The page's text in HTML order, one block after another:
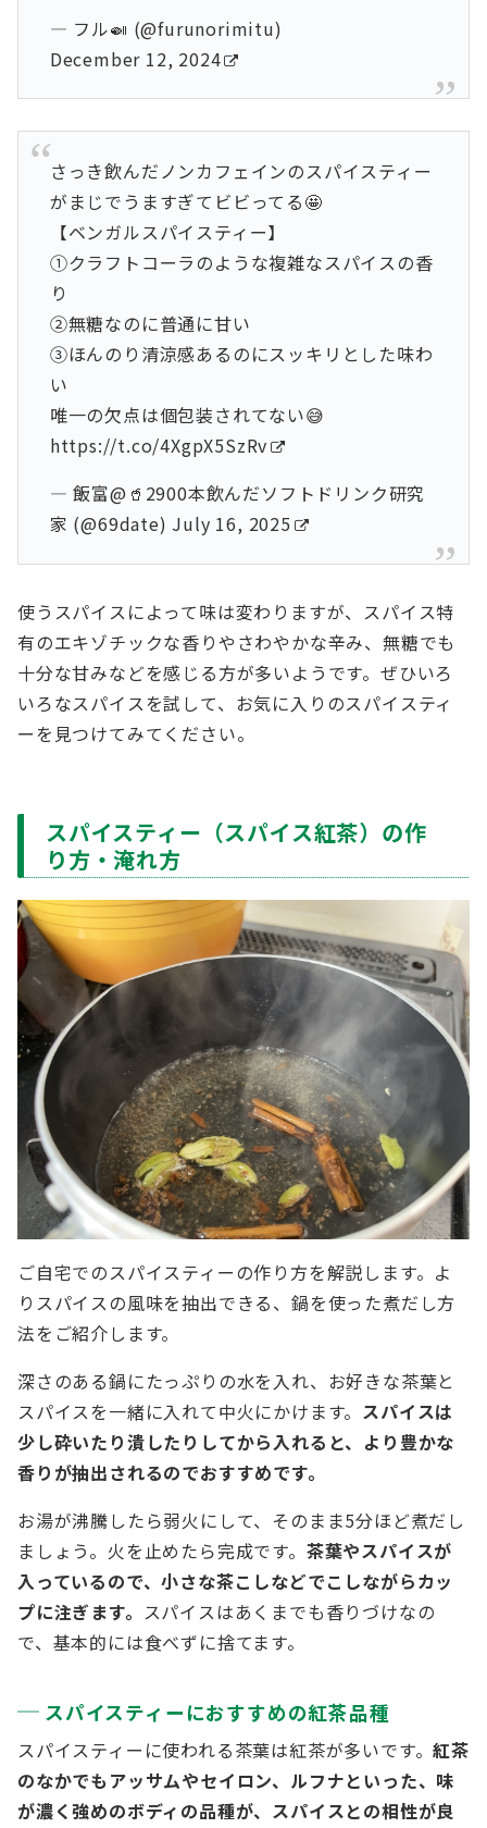
— フル🍛 (@furunorimitu)
December 12, 2024
さっき飲んだノンカフェインのスパイスティー
がまじでうますぎてビビってる🤩
【ベンガルスパイスティー】
①クラフトコーラのような複雑なスパイスの香
り
②無糖なのに普通に甘い
③ほんのり清涼感あるのにスッキリとした味わ
い
唯一の欠点は個包装されてない😅
https://t.co/4XgpX5SzRv
— 飯富@🥤2900本飲んだソフトドリンク研究
家 (@69date) July 16, 2025
使うスパイスによって味は変わりますが、スパイス特
有のエキゾチックな香りやさわやかな辛み、無糖でも
十分な甘みなどを感じる方が多いようです。ぜひいろ
いろなスパイスを試して、お気に入りのスパイスティ
ーを見つけてみてください。
スパイスティー（スパイス紅茶）の作
り方・淹れ方
ご自宅でのスパイスティーの作り方を解説します。よ
りスパイスの風味を抽出できる、鍋を使った煮だし方
法をご紹介します。
深さのある鍋にたっぷりの水を入れ、お好きな茶葉と
スパイスを一緒に入れて中火にかけます。 スパイスは
少し砕いたり潰したりしてから入れると、より豊かな
香りが抽出されるのでおすすめです。
お湯が沸騰したら弱火にして、そのまま5分ほど煮だし
ましょう。火を止めたら完成です。 茶葉やスパイスが
入っているので、小さな茶こしなどでこしながらカッ
プに注ぎます。 スパイスはあくまでも香りづけなの
で、基本的には食べずに捨てます。
スパイスティーにおすすめの紅茶品種
スパイスティーに使われる茶葉は紅茶が多いです。紅茶
のなかでもアッサムやセイロン、ルフナといった、味
が濃く強めのボディの品種が、スパイスとの相性が良